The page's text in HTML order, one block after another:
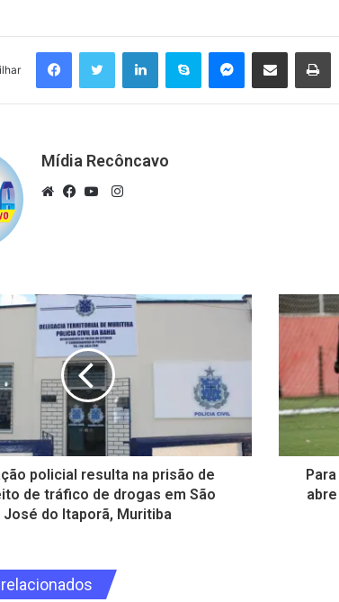
FacebookTwitter LinkedinSkype Messenger
Compartilhar via e-mail
Mídia Recôncavo
Instagram
policial resulta na prisão de
de tráfico de drogas em São
José do Itaporã, Muritiba